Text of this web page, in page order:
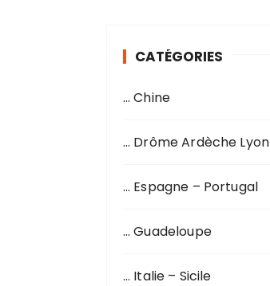
CATÉGORIES
… Chine
… Drôme Ardèche Lyon
… Espagne – Portugal
… Guadeloupe
… Italie – Sicile